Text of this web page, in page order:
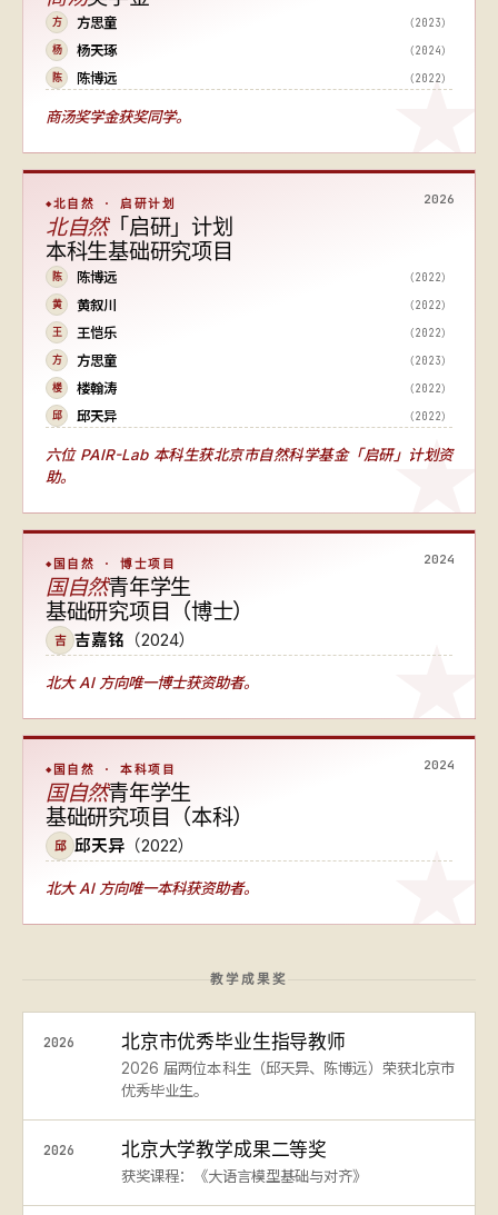
方 方思童 （2023）
杨 杨天琢 （2024）
陈 陈博远 （2022）
商汤奖学金获奖同学。
2026
北自然 · 启研计划
北自然「启研」计划
本科生基础研究项目
陈 陈博远 （2022）
黄 黄叙川 （2022）
王 王恺乐 （2022）
方 方思童 （2023）
楼 楼翰涛 （2022）
邱 邱天异 （2022）
六位 PAIR-Lab 本科生获北京市自然科学基金「启研」计划资
助。
2024
国自然 · 博士项目
国自然青年学生
基础研究项目（博士）
吉 吉嘉铭 （2024）
北大 AI 方向唯一博士获资助者。
2024
国自然 · 本科项目
国自然青年学生
基础研究项目（本科）
邱 邱天异 （2022）
北大 AI 方向唯一本科获资助者。
教学成果奖
2026 北京市优秀毕业生指导教师
2026 届两位本科生（邱天异、陈博远）荣获北京市
优秀毕业生。
2026 北京大学教学成果二等奖
获奖课程：《大语言模型基础与对齐》